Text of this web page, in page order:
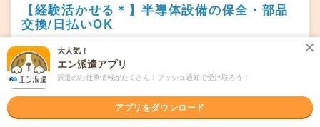
【経験活かせる＊】半導体設備の保全・部品
交換/日払いOK
勤務地
兵庫県伊丹市
新伊丹駅からバス15分
大人気！
エン派遣アプリ
派遣のお仕事情報がたくさん！プッシュ通知で受け取ろう！
アプリをダウンロード